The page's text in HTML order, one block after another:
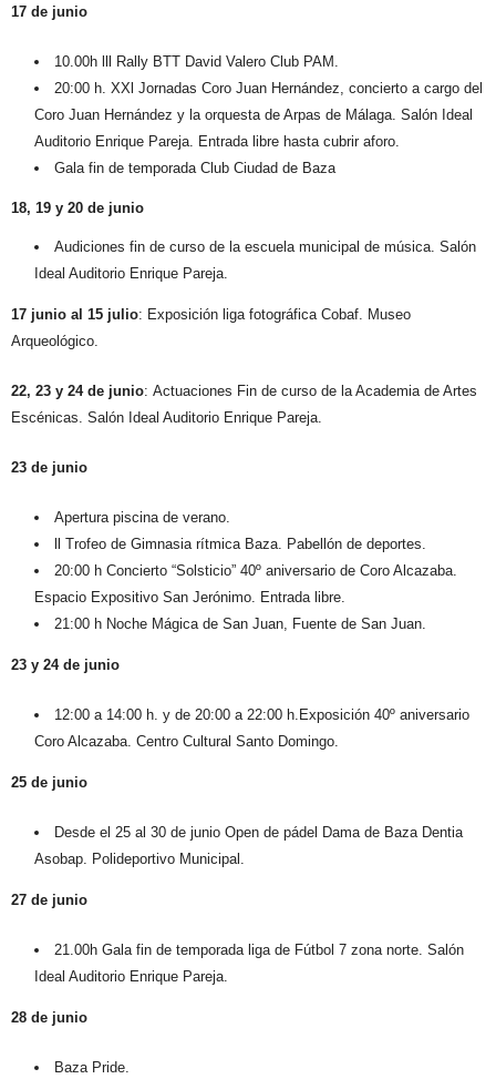
17 de junio
10.00h lll Rally BTT David Valero Club PAM.
20:00 h. XXl Jornadas Coro Juan Hernández, concierto a cargo del
Coro Juan Hernández y la orquesta de Arpas de Málaga. Salón Ideal
Auditorio Enrique Pareja. Entrada libre hasta cubrir aforo.
Gala fin de temporada Club Ciudad de Baza
18, 19 y 20 de junio
Audiciones fin de curso de la escuela municipal de música. Salón
Ideal Auditorio Enrique Pareja.
17 junio al 15 julio: Exposición liga fotográfica Cobaf. Museo
Arqueológico.
22, 23 y 24 de junio: Actuaciones Fin de curso de la Academia de Artes
Escénicas. Salón Ideal Auditorio Enrique Pareja.
23 de junio
Apertura piscina de verano.
ll Trofeo de Gimnasia rítmica Baza. Pabellón de deportes.
20:00 h Concierto “Solsticio” 40º aniversario de Coro Alcazaba.
Espacio Expositivo San Jerónimo. Entrada libre.
21:00 h Noche Mágica de San Juan, Fuente de San Juan.
23 y 24 de junio
12:00 a 14:00 h. y de 20:00 a 22:00 h.Exposición 40º aniversario
Coro Alcazaba. Centro Cultural Santo Domingo.
25 de junio
Desde el 25 al 30 de junio Open de pádel Dama de Baza Dentia
Asobap. Polideportivo Municipal.
27 de junio
21.00h Gala fin de temporada liga de Fútbol 7 zona norte. Salón
Ideal Auditorio Enrique Pareja.
28 de junio
Baza Pride.